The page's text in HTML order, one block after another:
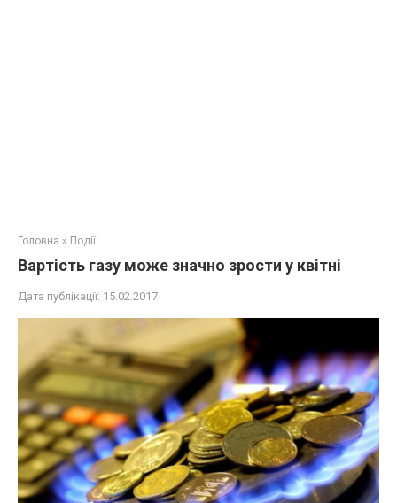
Головна » Події
Вартість газу може значно зрости у квітні
Дата публікації: 15.02.2017